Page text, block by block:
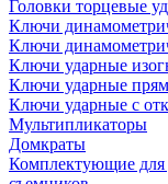
Головки торцевые
Ключи
Ключи
Ключи ударные
Ключи ударные
Ключи ударные с
Мультипликаторы
Домкраты
Комплектующие для